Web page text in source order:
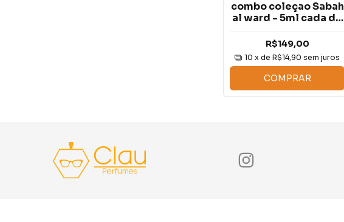
combo coleçao Sabah
al ward - 5ml cada de
R$149,00
10 x deR$14,90 sem juros
COMPRAR